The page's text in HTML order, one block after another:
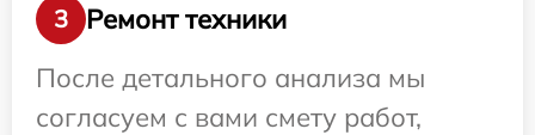
3
Ремонт техники
После детального анализа мы
согласуем с вами смету работ,